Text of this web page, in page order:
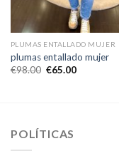
PLUMAS ENTALLADO MUJER
plumas entallado mujer
€98.00 €65.00
POLÍTICAS